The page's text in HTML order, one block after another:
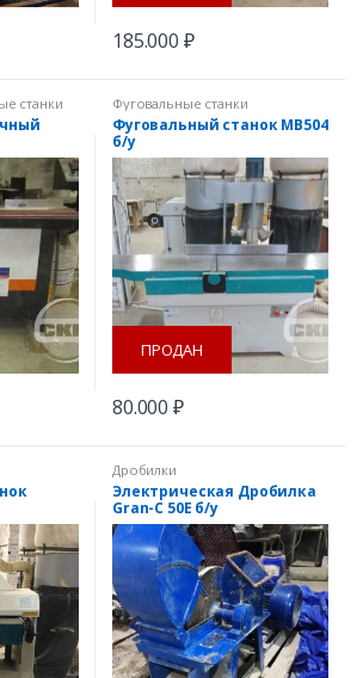
185.000 ₽
станки Фуговальные станки
Фуговальный станок MB504
б/у
ПРОДАН
80.000₽
Дробилки
Электрическая Дробилка
Gran-C 50E б/у